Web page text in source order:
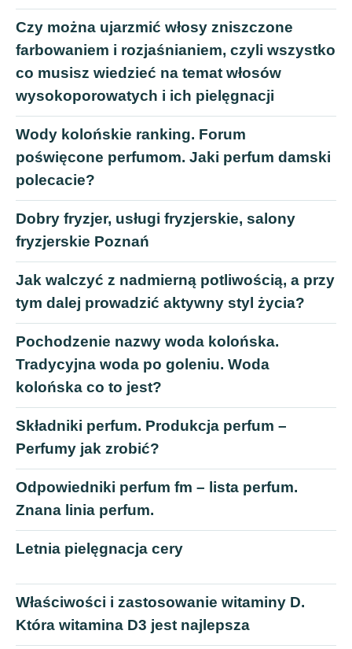
Czy można ujarzmić włosy zniszczone
farbowaniem i rozjaśnianiem, czyli wszystko
co musisz wiedzieć na temat włosów
wysokoporowatych i ich pielęgnacji
Wody kolońskie ranking. Forum
poświęcone perfumom. Jaki perfum damski
polecacie?
Dobry fryzjer, usługi fryzjerskie, salony
fryzjerskie Poznań
Jak walczyć z nadmierną potliwością, a przy
tym dalej prowadzić aktywny styl życia?
Pochodzenie nazwy woda kolońska.
Tradycyjna woda po goleniu. Woda
kolońska co to jest?
Składniki perfum. Produkcja perfum –
Perfumy jak zrobić?
Odpowiedniki perfum fm – lista perfum.
Znana linia perfum.
Letnia pielęgnacja cery
Właściwości i zastosowanie witaminy D.
Która witamina D3 jest najlepsza